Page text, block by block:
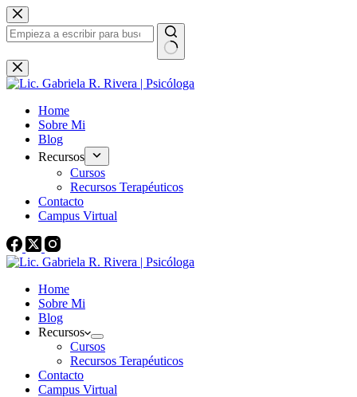
Saltar
al
contenido
Sin
resultados
Home
Sobre Mi
Blog
Recursos
Cursos
Recursos Terapéuticos
Contacto
Campus Virtual
Home
Sobre Mi
Blog
Recursos
Cursos
Recursos Terapéuticos
Contacto
Campus Virtual